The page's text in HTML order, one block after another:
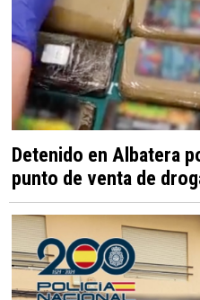
Detenido en Albatera
punto de venta de